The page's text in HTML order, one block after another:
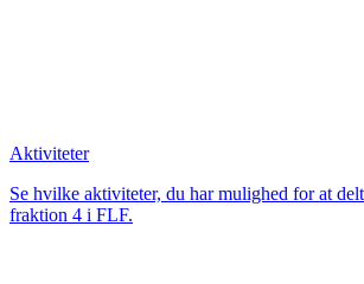
Aktiviteter
Se hvilke aktiviteter, du har mulighed for at
fraktion 4 i FLF.